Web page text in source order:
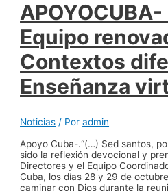
Equipo
Contextos
Enseñanza
Noticias / Poradmin
Apoyo Cuba-.“(…) Sed santos,
sido la reflexión devocional y
Directores y el Equipo
Cuba, los días 28 y 29 de
caminar con Dios durante la